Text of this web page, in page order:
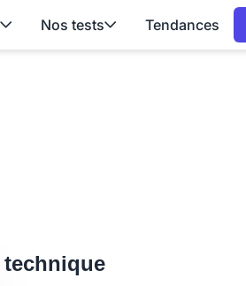
Nos tests Tendances